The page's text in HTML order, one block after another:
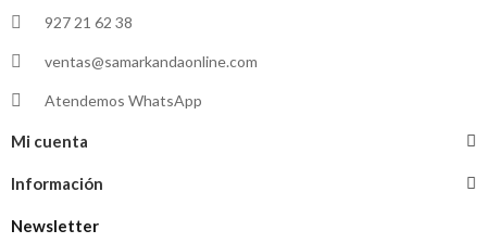
927 21 62 38
ventas@samarkandaonline.com
Atendemos WhatsApp
Mi cuenta
Información
Newsletter